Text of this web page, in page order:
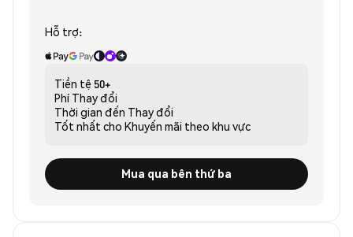
Hỗ trợ:
Tiền tệ 50+
Phí Thay đổi
Thời gian đến Thay đổi
Tốt nhất cho Khuyến mãi theo khu vực
Mua qua bên thứ ba